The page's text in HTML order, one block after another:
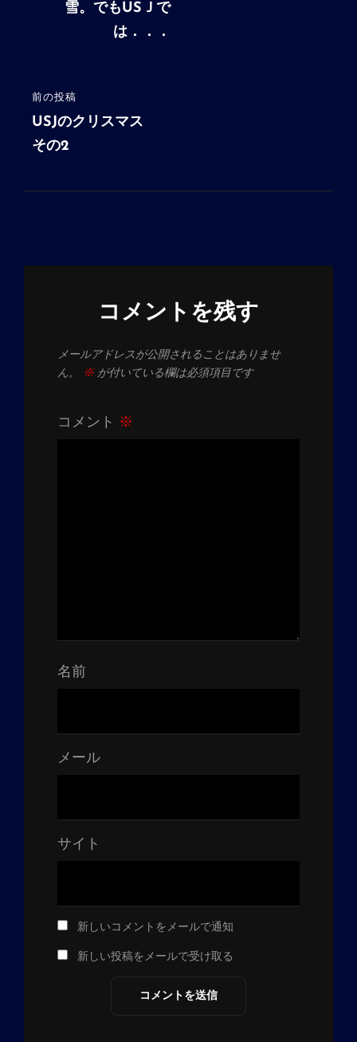
ー
シ
ョ
前
の
投
前の投稿
USJのクリスマス
その2
雪。でもUSＪで
は．．．
コメントを残す
メールアドレスが公開されることはありませ
ん。
※が付いている欄は必須項目です
コメント ※
名前
メール
サイト
新しいコメントをメールで通知
新しい投稿をメールで受け取る